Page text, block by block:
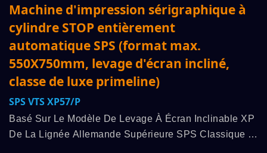
Machine d'impression sérigraphique à
cylindre STOP entièrement
automatique SPS (format max.
550X750mm, levage d'écran incliné,
classe de luxe primeline)
SPS VTS XP57/p
Basé Sur Le Modèle De Levage À Écran Inclinable XP
De La Lignée Allemande Supérieure SPS Classique :